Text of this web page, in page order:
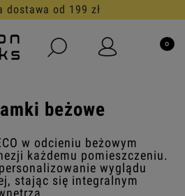
darmowy zwrot
beżowe
w odcieniu beżowym
każdemu pomieszczeniu.
wyglądu
stając się integralnym